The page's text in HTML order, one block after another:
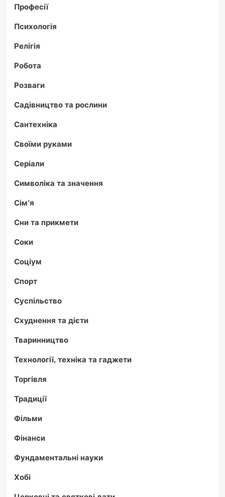
Професії
Психологія
Релігія
Робота
Розваги
Садівництво та рослини
Сантехніка
Своїми руками
Серіали
Символіка та значення
Сім'я
Сни та прикмети
Соки
Соціум
Спорт
Суспільство
Схуднення та дієти
Тваринництво
Технології, техніка та гаджети
Торгівля
Традиції
Фільми
Фінанси
Фундаментальні науки
Хобі